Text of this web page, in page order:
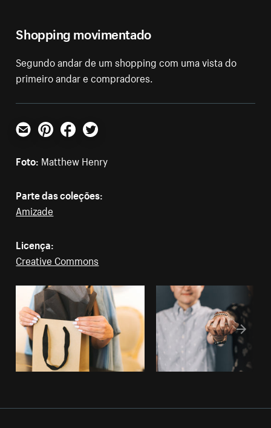
Shopping movimentado
Segundo andar de um shopping com uma vista do
primeiro andar e compradores.
E-mailPinterestFacebookTwitter
Foto: Matthew Henry
Parte das coleções:
Amizade
Licença:
Creative Commons